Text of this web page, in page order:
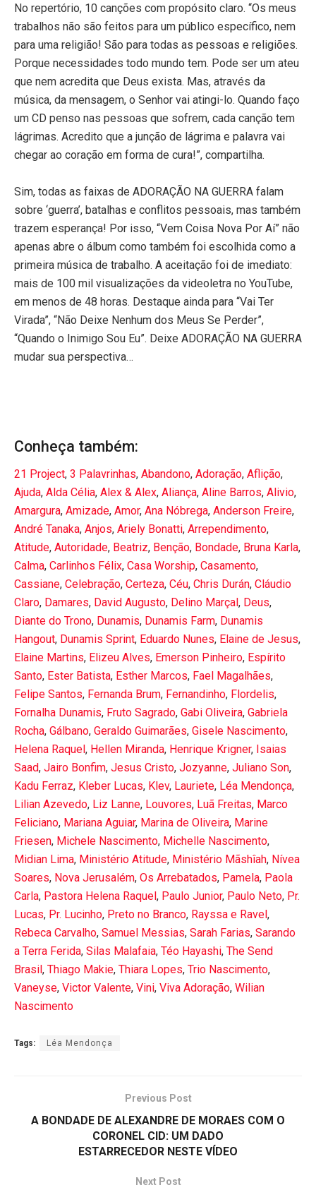
No repertório, 10 canções com propósito claro. “Os meus
trabalhos não são feitos para um público específico, nem
para uma religião! São para todas as pessoas e religiões.
Porque necessidades todo mundo tem. Pode ser um ateu
que nem acredita que Deus exista. Mas, através da
música, da mensagem, o Senhor vai atingi-lo. Quando faço
um CD penso nas pessoas que sofrem, cada canção tem
lágrimas. Acredito que a junção de lágrima e palavra vai
chegar ao coração em forma de cura!”, compartilha.
Sim, todas as faixas de ADORAÇÃO NA GUERRA falam
sobre ‘guerra’, batalhas e conflitos pessoais, mas também
trazem esperança! Por isso, “Vem Coisa Nova Por Aí” não
apenas abre o álbum como também foi escolhida como a
primeira música de trabalho. A aceitação foi de imediato:
mais de 100 mil visualizações da videoletra no YouTube,
em menos de 48 horas. Destaque ainda para “Vai Ter
Virada”, “Não Deixe Nenhum dos Meus Se Perder”,
“Quando o Inimigo Sou Eu”. Deixe ADORAÇÃO NA GUERRA
mudar sua perspectiva…
Conheça também:
21 Project, 3 Palavrinhas, Abandono, Adoração, Aflição,
Ajuda, Alda Célia, Alex & Alex, Aliança, Aline Barros, Alivio,
Amargura, Amizade, Amor, Ana Nóbrega, Anderson Freire,
André Tanaka, Anjos, Ariely Bonatti, Arrependimento,
Atitude, Autoridade, Beatriz, Benção, Bondade, Bruna Karla,
Calma, Carlinhos Félix, Casa Worship, Casamento,
Cassiane, Celebração, Certeza, Céu, Chris Durán, Cláudio
Claro, Damares, David Augusto, Delino Marçal , Deus,
Diante do Trono, Dunamis, Dunamis Farm, Dunamis
Hangout, Dunamis Sprint, Eduardo Nunes, Elaine de Jesus,
Elaine Martins, Elizeu Alves, Emerson Pinheiro, Espírito
Santo, Ester Batista, Esther Marcos, Fael Magalhães,
Felipe Santos, Fernanda Brum, Fernandinho, Flordelis,
Fornalha Dunamis, Fruto Sagrado, Gabi Oliveira, Gabriela
Rocha, Gálbano, Geraldo Guimarães, Gisele Nascimento,
Helena Raquel , Hellen Miranda, Henrique Krigner, Isaias
Saad, Jairo Bonfim, Jesus Cristo, Jozyanne, Juliano Son,
Kadu Ferraz, Kleber Lucas, Klev, Lauriete, Léa Mendonça,
Lilian Azevedo, Liz Lanne, Louvores, Luã Freitas, Marco
Feliciano, Mariana Aguiar, Marina de Oliveira, Marine
Friesen, Michele Nascimento, Michelle Nascimento,
Midian Lima, Ministério Atitude, Ministério Mãshîah, Nívea
Soares, Nova Jerusalém, Os Arrebatados, Pamela, Paola
Carla, Pastora Helena Raquel , Paulo Junior, Paulo Neto, Pr.
Lucas, Pr. Lucinho, Preto no Branco, Rayssa e Ravel ,
Rebeca Carvalho, Samuel Messias, Sarah Farias, Sarando
a Terra Ferida, Silas Malafaia, Téo Hayashi, The Send
Brasil , Thiago Makie, Thiara Lopes, Trio Nascimento,
Vaneyse, Victor Valente, Vini, Viva Adoração, Wilian
Nascimento
Tags: Léa Mendonça
Previous Post
A BONDADE DE ALEXANDRE DE MORAES COM O
CORONEL CID: UM DADO
ESTARRECEDOR NESTE VÍDEO
Next Post